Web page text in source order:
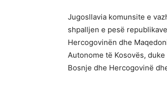
Jugosllavia komunsite e
shpalljen e pesë
Hercogovinën dhe
Autonome të Kosovës,
Bosnje dhe Hercogovinë